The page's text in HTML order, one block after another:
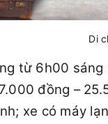
Di
từ 6h00 sáng
đồng –
xe có máy